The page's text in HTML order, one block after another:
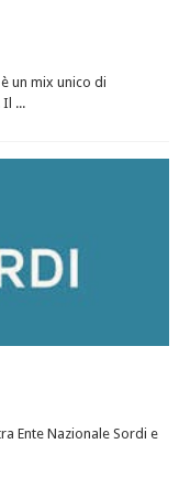
un mix unico di
...
Ente Nazionale Sordi e